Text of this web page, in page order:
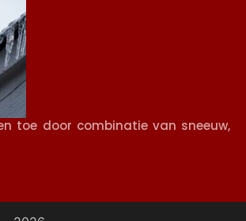
toe door combinatie van sneeuw,